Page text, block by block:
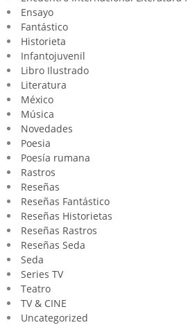
Ensayo
Fantástico
Historieta
Infantojuvenil
Libro Ilustrado
Literatura
México
Música
Novedades
Poesia
Poesía rumana
Rastros
Reseñas
Reseñas Fantástico
Reseñas Historietas
Reseñas Rastros
Reseñas Seda
Seda
Series TV
Teatro
TV & CINE
Uncategorized